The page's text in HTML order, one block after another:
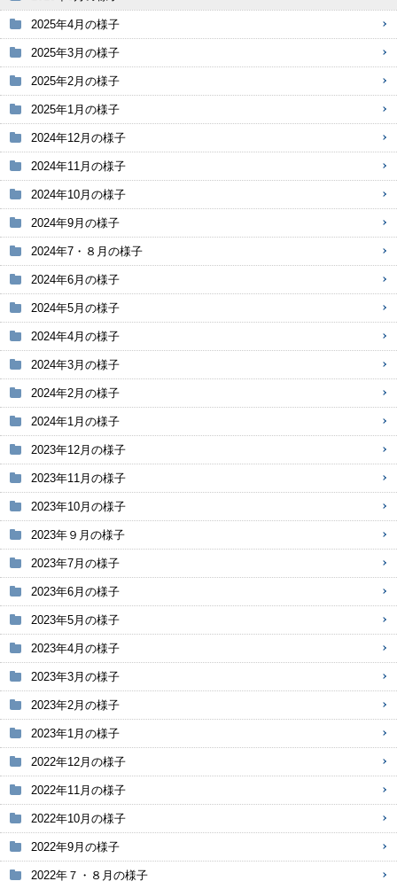
2025年4月の様子
2025年3月の様子
2025年2月の様子
2025年1月の様子
2024年12月の様子
2024年11月の様子
2024年10月の様子
2024年9月の様子
2024年7・８月の様子
2024年6月の様子
2024年5月の様子
2024年4月の様子
2024年3月の様子
2024年2月の様子
2024年1月の様子
2023年12月の様子
2023年11月の様子
2023年10月の様子
2023年９月の様子
2023年7月の様子
2023年6月の様子
2023年5月の様子
2023年4月の様子
2023年3月の様子
2023年2月の様子
2023年1月の様子
2022年12月の様子
2022年11月の様子
2022年10月の様子
2022年9月の様子
2022年７・８月の様子